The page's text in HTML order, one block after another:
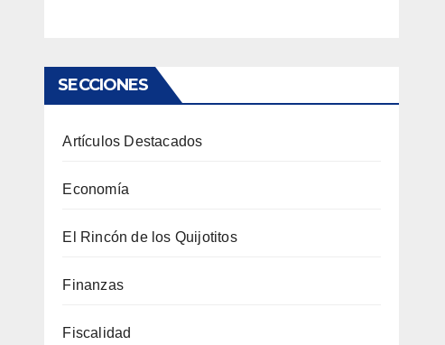
SECCIONES
Artículos Destacados
Economía
El Rincón de los Quijotitos
Finanzas
Fiscalidad